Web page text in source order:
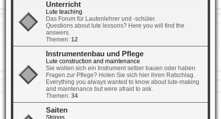
Unterricht
Lute teaching
Das Forum für Lautenlehrer und -schüler.
Questions about lute lessons? Here you will find the
answers.
Themen: 12
Instrumentenbau und Pflege
Lute construction and maintenance
Sie wollen sich ein Instrument selber bauen oder haben
Fragen zur Pflege? Holen Sie sich hier ihren Ratschlag.
Everything you always wanted to know about lute-making
and maintenance but were afraid to ask.
Themen: 34
Saiten
Strings